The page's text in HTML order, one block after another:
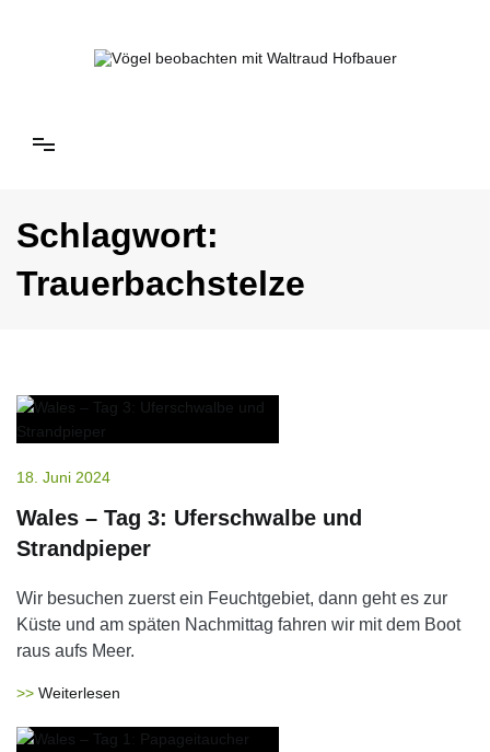
Schlagwort:
Trauerbachstelze
18. Juni 2024
Wales – Tag 3: Uferschwalbe und
Strandpieper
Wir besuchen zuerst ein Feuchtgebiet, dann geht es zur
Küste und am späten Nachmittag fahren wir mit dem Boot
raus aufs Meer.
Weiterlesen